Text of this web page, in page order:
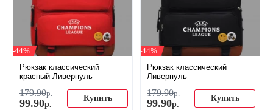
-44%
Рюкзак классический
красный Ливерпуль
179.90р.
99.90р.
Купить
-44%
Рюкзак классический
Ливерпуль
179.90р.
99.90р.
Купить